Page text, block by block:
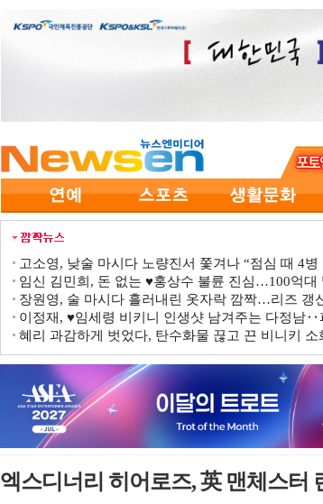
고소영, 낮술 마시다 노량진서 쫓겨나 “점심 때 4병
임신 김민희, 돈 없는 ♥홍상수 불륜 진심…100억대
장원영, 술 마시다 흘러내린 옷자락 깜짝…리즈 갱
이정재, ♥임세령 비키니 인생샷 남겨주는 다정남‥
혜리 과감하게 벗었다, 탄수화물 끊고 끈 비니키 소
엑스디너리 히어로즈, 英 맨체스